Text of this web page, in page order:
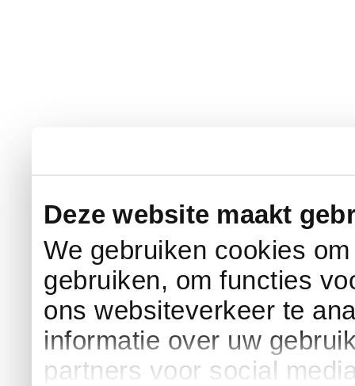
Deze website maakt
We gebruiken cookies
gebruiken, om functies
ons websiteverkeer te
informatie over uw
partners voor social